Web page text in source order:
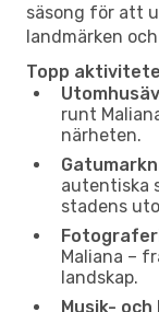
säsong för att
landmärken
Topp
runt
närheten.
autentiska
stadens
Maliana –
landskap.
Musik-